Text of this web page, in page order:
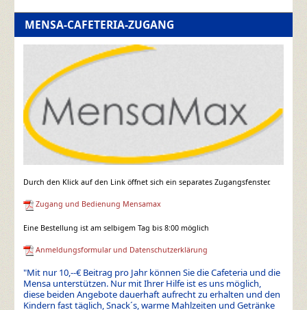
MENSA-CAFETERIA-ZUGANG
Durch den Klick auf den Link öffnet sich ein separates Zugangsfenster.
Zugang und Bedienung Mensamax
Eine Bestellung ist am selbigem Tag bis 8:00 möglich
Anmeldungsformular und Datenschutzerklärung
"Mit nur 10,--€ Beitrag pro Jahr können Sie die Cafeteria und die
Mensa unterstützen. Nur mit Ihrer Hilfe ist es uns möglich,
diese beiden Angebote dauerhaft aufrecht zu erhalten und den
Kindern fast täglich, Snack´s, warme Mahlzeiten und Getränke